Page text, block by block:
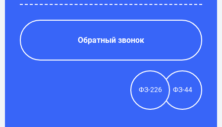
Обратный звонок
ФЗ-226 ФЗ-44